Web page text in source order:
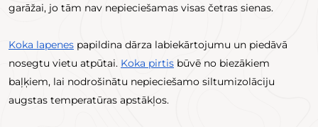
garāžai, jo tām nav nepieciešamas visas četras sienas.
Koka lapenes papildina dārza labiekārtojumu un piedāvā
nosegtu vietu atpūtai. Koka pirtis būvē no biezākiem
baļķiem, lai nodrošinātu nepieciešamo siltumizolāciju
augstas temperatūras apstākļos.